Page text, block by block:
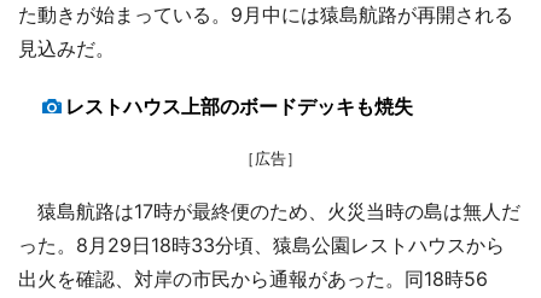
た動きが始まっている。9月中には猿島航路が再開される
見込みだ。
レストハウス上部のボードデッキも焼失
［広告］
猿島航路は17時が最終便のため、火災当時の島は無人だ
った。8月29日18時33分頃、猿島公園レストハウスから
出火を確認、対岸の市民から通報があった。同18時56